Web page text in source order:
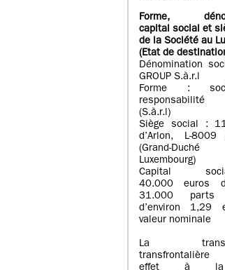
Forme,
capital social et
de la Société au
(Etat de
Dénomination
GROUP S.à.r.l
Forme :
(S.à.r.l)
Siège social :
d’Arlon, L-8009
(Grand-
Luxembourg)
Capital
40.000 euros
31.000 parts
d’environ 1,29
valeur nominale
La
transfrontalière